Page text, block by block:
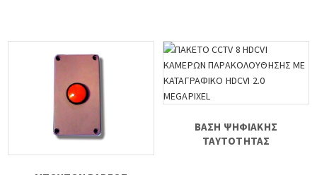
έκτακτης ανάγκης με την
, QR code ή χειροκίνητα....
ΒΑΣΗ ΨΗΦΙΑΚΗΣ
ΤΑΥΤΟΤΗΤΑΣ